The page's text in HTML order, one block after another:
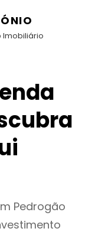
Imobiliário
Pedrogão